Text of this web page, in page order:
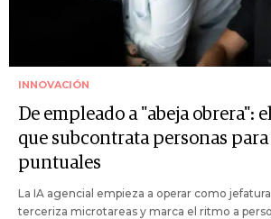
INNOVACIÓN
De empleado a "abeja obrera":
que subcontrata personas para
puntuales
La IA agencial empieza a operar como
terceriza microtareas y marca el ritmo a